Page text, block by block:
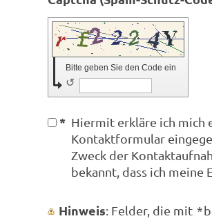
Bitte geben Sie den Code ein
↺
* Hiermit erkläre ich mich
Kontaktformular
Zweck der
bekannt, dass ich
Hinweis : Felder, die mit *